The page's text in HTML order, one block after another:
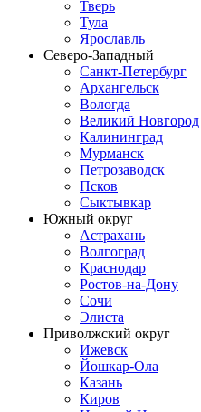
Тверь
Тула
Ярославль
Северо-Западный
Санкт-Петербург
Архангельск
Вологда
Великий Новгород
Калининград
Мурманск
Петрозаводск
Псков
Сыктывкар
Южный округ
Астрахань
Волгоград
Краснодар
Ростов-на-Дону
Сочи
Элиста
Приволжский округ
Ижевск
Йошкар-Ола
Казань
Киров